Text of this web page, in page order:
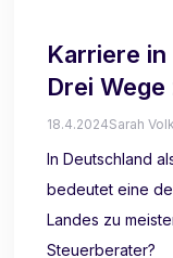
Karriere
Drei
18.4.2024Sarah
In Deutschland
bedeutet eine
Landes zu
Steuerberater?